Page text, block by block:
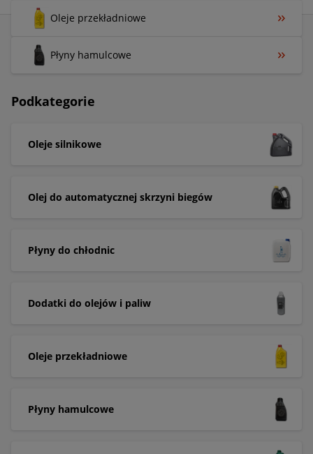
Oleje przekładniowe
Płyny hamulcowe
Podkategorie
Oleje silnikowe
Olej do automatycznej skrzyni biegów
Płyny do chłodnic
Dodatki do olejów i paliw
Oleje przekładniowe
Płyny hamulcowe